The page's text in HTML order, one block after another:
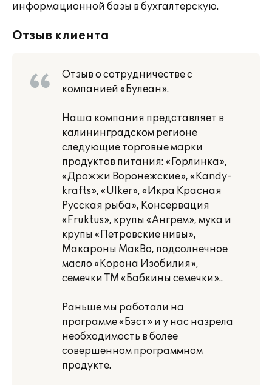
информационной базы в бухгалтерскую.
Отзыв клиента
Отзыв о сотрудничестве с
компанией «Булеан».
Наша компания представляет в
калининградском регионе
следующие торговые марки
продуктов питания: «Горлинка»,
«Дрожжи Воронежские», «Kandy-
krafts», «Ulker», «Икра Красная
Русская рыба», Консервация
«Fruktus», крупы «Ангрем», мука и
крупы «Петровские нивы»,
Макароны МакВо, подсолнечное
масло «Корона Изобилия»,
семечки ТМ «Бабкины семечки»..
Раньше мы работали на
программе «Бэст» и у нас назрела
необходимость в более
совершенном программном
продукте.